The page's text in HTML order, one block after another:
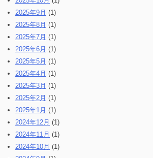
2025年9月 (1)
2025年8月 (1)
2025年7月 (1)
2025年6月 (1)
2025年5月 (1)
2025年4月 (1)
2025年3月 (1)
2025年2月 (1)
2025年1月 (1)
2024年12月 (1)
2024年11月 (1)
2024年10月 (1)